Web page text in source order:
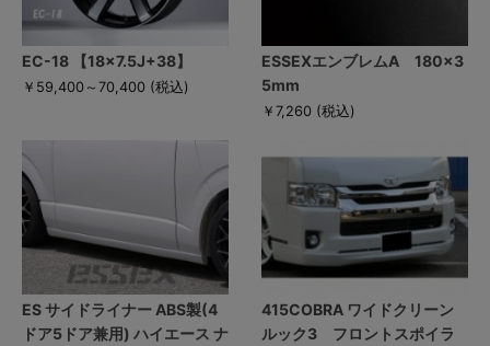
EC-18 【18×7.5J+38】
￥59,400～70,400 (税込)
ESSEXエンブレムA 180×3
5mm
￥7,260 (税込)
ES サイドライナー ABS製(4
ドア5ドア兼用) ハイエース ナ
415COBRA ワイドクリーン
ルック3 フロントスポイラ